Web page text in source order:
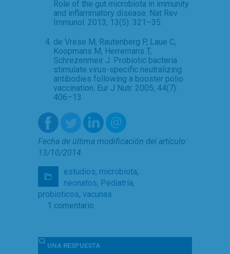
Role of the gut microbiota in immunity
and inflammatory disease. Nat Rev
Immunol. 2013; 13(5): 321–35.
de Vrese M, Rautenberg P, Laue C,
Koopmans M, Herremans T,
Schrezenmeir J. Probiotic bacteria
stimulate virus-specific neutralizing
antibodies following a booster polio
vaccination. Eur J Nutr. 2005; 44(7):
406–13.
Fecha de última modificación del artículo:
13/10/2014
estudios, microbiota,
neonatos, Pediatría,
probioticos, vacunas
1 comentario
UNA RESPUESTA